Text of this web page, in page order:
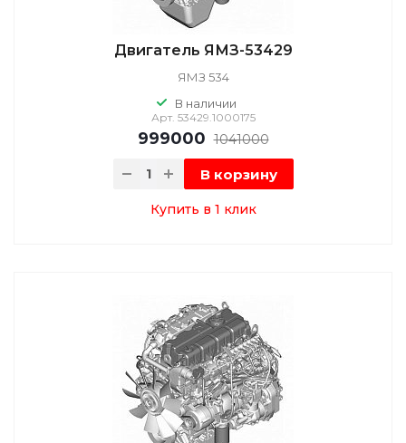
Двигатель ЯМЗ-53429
ЯМЗ 534
В наличии
Арт. 53429.1000175
999000 1041000
В корзину
Купить в 1 клик